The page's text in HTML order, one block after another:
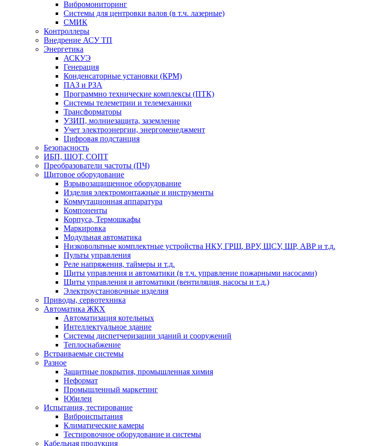
Вибромониторинг
Системы для центровки валов (в т.ч. лазерные)
СМИК
Контроллеры
Внедрение АСУ ТП
Энергетика
АСКУЭ
Генерация
Конденсаторные установки (КРМ)
ПАЗ и РЗА
Программно технические комплексы (ПТК)
Системы телеметрии и телемеханики
Трансформаторы
УЗИП, молниезащита, заземление
Учет электроэнергии, энергоменеджмент
Цифровая подстанция
Безопасность
ИБП, ШОТ, СОПТ
Преобразователи частоты (ПЧ)
Щитовое оборудование
Взрывозащищенное оборудование
Изделия электромонтажные и инструменты
Коммутационная аппаратура
Компоненты
Корпуса, Термошкафы
Маркировка
Модульная автоматика
Низковольтные комплектные устройства НКУ, ГРЩ, ВРУ, ЩСУ, ШР, АВР и т.д.
Пульты управления
Реле напряжения, таймеры и т.д.
Щиты управления и автоматики (в т.ч. управление пожарными насосами)
Щиты управления и автоматики (вентиляция, насосы и т.д.)
Электроустановочные изделия
Приводы, сервотехника
Автоматика ЖКХ
Автоматизация котельных
Интеллектуальное здание
Системы диспетчеризации зданий и сооружений
Теплоснабжение
Встраиваемые системы
Разное
Защитные покрытия, промышленная химия
Неформат
Промышленный маркетинг
Юбилеи
Испытания, тестирование
Виброиспытания
Климатические камеры
Тестировочное оборудование и системы
Кабельная продукция